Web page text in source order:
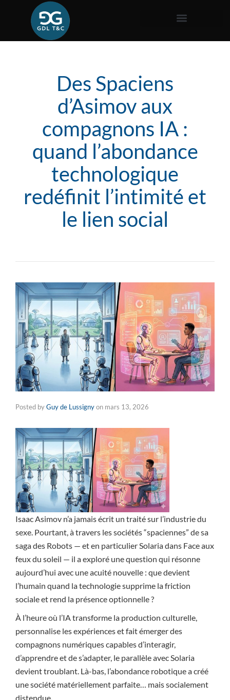
Des Spaciens
d’Asimov aux
compagnons IA :
quand l’abondance
technologique
redéfinit l’intimité et
le lien social
Posted byGuy de Lussignyon mars 13, 2026
Isaac Asimov n’a jamais écrit un traité sur l’industrie du
sexe. Pourtant, à travers les sociétés “spaciennes” de sa
saga des Robots — et en particulier Solaria dans Face aux
feux du soleil — il a exploré une question qui résonne
aujourd’hui avec une acuité nouvelle : que devient
l’humain quand la technologie supprime la friction
sociale et rend la présence optionnelle ?
À l’heure où l’IA transforme la production culturelle,
personnalise les expériences et fait émerger des
compagnons numériques capables d’interagir,
d’apprendre et de s’adapter, le parallèle avec Solaria
devient troublant. Là-bas, l’abondance robotique a créé
une société matériellement parfaite… mais socialement
distendue.